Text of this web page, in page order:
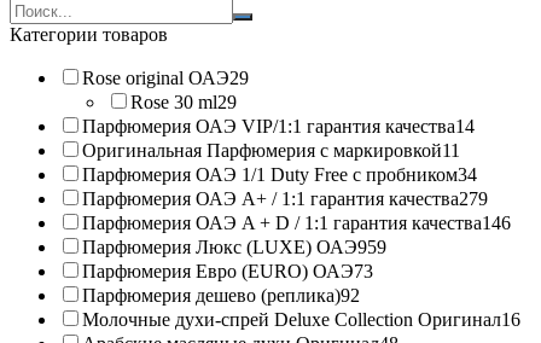
Search
products:
Категории товаров
Rose original ОАЭ29
Rose 30 ml29
Парфюмерия ОАЭ VIP/1:1 гарантия качества14
Оригинальная Парфюмерия с маркировкой11
Парфюмерия ОАЭ 1/1 Duty Free с пробником34
Парфюмерия ОАЭ A+ / 1:1 гарантия качества279
Парфюмерия ОАЭ A + D / 1:1 гарантия качества146
Парфюмерия Люкс (LUXE) ОАЭ959
Парфюмерия Евро (EURO) ОАЭ73
Парфюмерия дешево (реплика)92
Молочные духи-спрей Deluxe Collection Оригинал16